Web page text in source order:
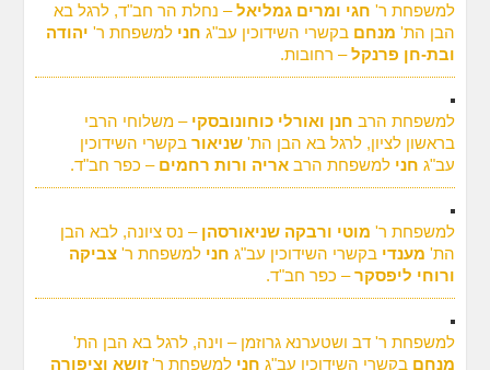
למשפחת ר' חגי ומרים גמליאל– נחלת הר חב"ד, לרגל בא
הבן הת' מנחם בקשרי השידוכין עב"ג חני למשפחת ר' יהודה
ובת-חן פרנקל– רחובות.
למשפחת הרב חנן ואורלי כוחונובסקי – משלוחי הרבי
בראשון לציון, לרגל בא הבן הת'שניאור בקשרי השידוכין
עב"ג חני למשפחת הרבאריה ורות רחמים – כפר חב"ד.
למשפחת ר' מוטי ורבקה שניאורסהן – נס ציונה, לבא הבן
הת' מענדי בקשרי השידוכין עב"ג חני למשפחת ר'צביקה
ורוחי ליפסקר– כפר חב"ד.
למשפחת ר' דב ושטערנא גרוזמן – וינה, לרגל בא הבן הת'
מנחם בקשרי השידוכין עב"ג חני למשפחת ר'זושא וציפורה